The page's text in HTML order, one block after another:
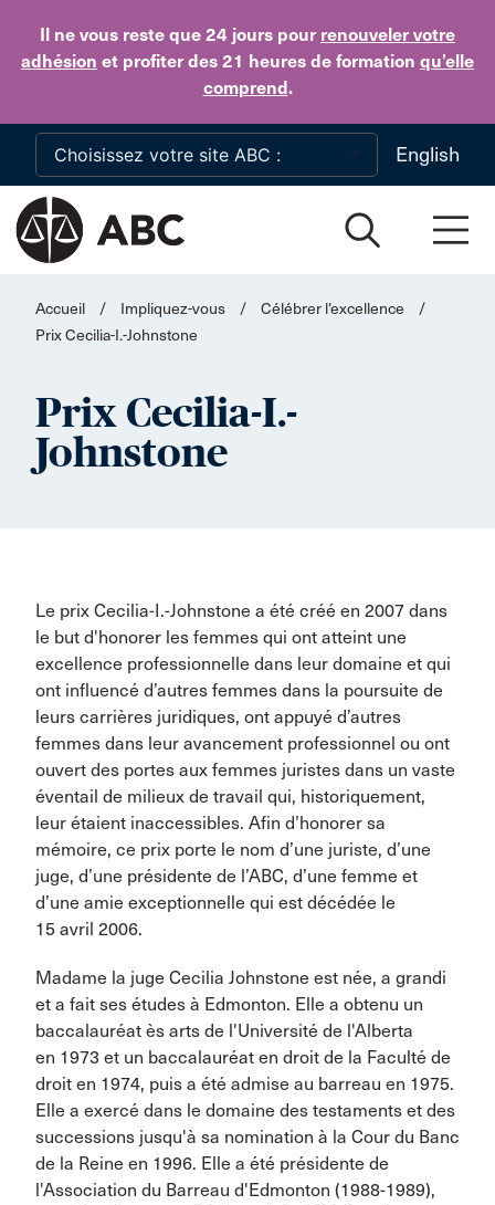
Il ne vous reste que 24 jours pour renouveler votre
adhésion et profiter des 21 heures de formation qu’elle
comprend.
Skip to main content
English
Accueil / Impliquez-vous / Célébrer l’excellence
/
Prix Cecilia-I.-Johnstone
Prix Cecilia-I.-
Johnstone
Le prix Cecilia-I.-Johnstone a été créé en 2007 dans
le but d'honorer les femmes qui ont atteint une
excellence professionnelle dans leur domaine et qui
ont influencé d’autres femmes dans la poursuite de
leurs carrières juridiques, ont appuyé d’autres
femmes dans leur avancement professionnel ou ont
ouvert des portes aux femmes juristes dans un vaste
éventail de milieux de travail qui, historiquement,
leur étaient inaccessibles. Afin d’honorer sa
mémoire, ce prix porte le nom d’une juriste, d’une
juge, d’une présidente de l’ABC, d’une femme et
d’une amie exceptionnelle qui est décédée le
15 avril 2006.
Madame la juge Cecilia Johnstone est née, a grandi
et a fait ses études à Edmonton. Elle a obtenu un
baccalauréat ès arts de l'Université de l'Alberta
en 1973 et un baccalauréat en droit de la Faculté de
droit en 1974, puis a été admise au barreau en 1975.
Elle a exercé dans le domaine des testaments et des
successions jusqu'à sa nomination à la Cour du Banc
de la Reine en 1996. Elle a été présidente de
l'Association du Barreau d'Edmonton (1988-1989),